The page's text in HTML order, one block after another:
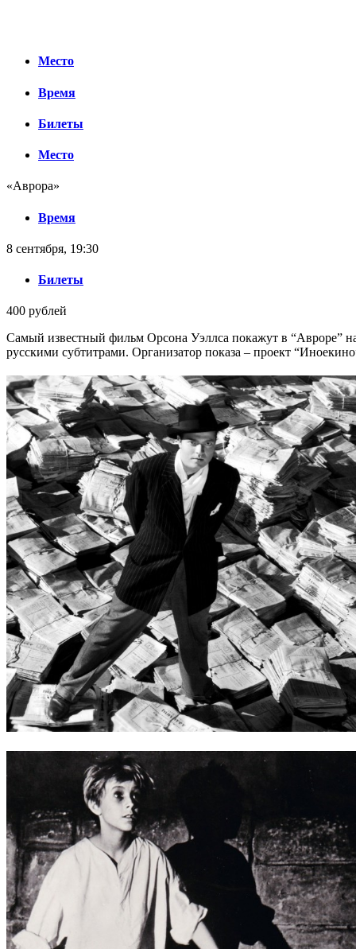
Место
Время
Билеты
Место
«Аврора»
Время
8 сентября, 19:30
Билеты
400 рублей
Самый известный фильм Орсона Уэллса покажут в “Авроре”
русскими субтитрами. Организатор показа – проект